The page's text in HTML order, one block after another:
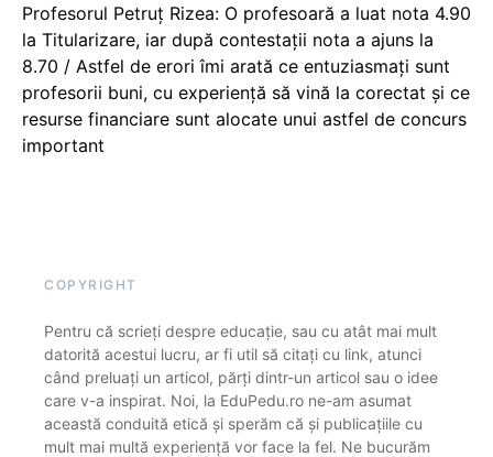
Profesorul Petruț Rizea: O profesoară a luat nota 4.90
la Titularizare, iar după contestații nota a ajuns la
8.70 / Astfel de erori îmi arată ce entuziasmați sunt
profesorii buni, cu experiență să vină la corectat și ce
resurse financiare sunt alocate unui astfel de concurs
important
COPYRIGHT
Pentru că scrieți despre educație, sau cu atât mai mult
datorită acestui lucru, ar fi util să citați cu link, atunci
când preluați un articol, părți dintr-un articol sau o idee
care v-a inspirat. Noi, la EduPedu.ro ne-am asumat
această conduită etică și sperăm că și publicațiile cu
mult mai multă experiență vor face la fel. Ne bucurăm